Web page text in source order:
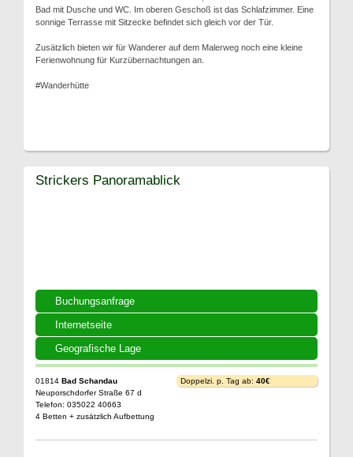
Bad mit Dusche und WC. Im oberen Geschoß ist das Schlafzimmer. Eine
sonnige Terrasse mit Sitzecke befindet sich gleich vor der Tür.
Zusätzlich bieten wir für Wanderer auf dem Malerweg noch eine kleine
Ferienwohnung für Kurzübernachtungen an.
#Wanderhütte
Buchungsanfrage
Internetseite
Geografische Lage
Strickers Panoramablick
01814 Bad Schandau
Neuporschdorfer Straße 67 d
Telefon: 035022 40663
4 Betten + zusätzlich Aufbettung
Doppelzi. p. Tag ab: 40€